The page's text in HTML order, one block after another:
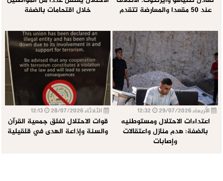
عند 50 مقعدا والمعارضة تتقدم
خلال اقتحامات بالضفة
الأربعاء 29/07/2026
اعتداءات الاحتلال ومستوطنيه
بالضفة: هدم منازل واعتقالات
وإصابات
الثلاثاء 28/07/2026
قوات الاحتلال تغلق جمعية القرآن
والسنة وإذاعة الهدى في قلقيلية